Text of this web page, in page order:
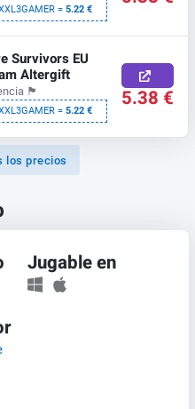
=5.22 €
Survivors EU
Altergift
🏴
=5.22 € 5.38 €
los precios
Jugable en